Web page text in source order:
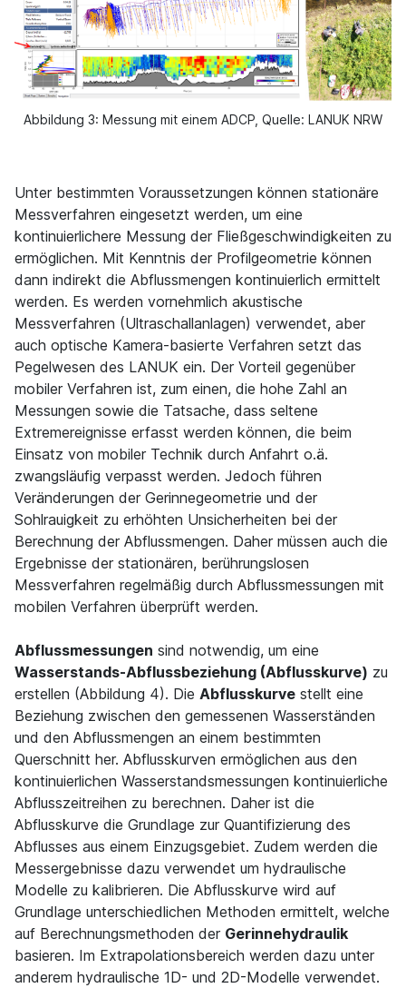
Abbildung 3: Messung mit einem ADCP, Quelle: LANUK NRW
Unter bestimmten Voraussetzungen können stationäre
Messverfahren eingesetzt werden, um eine
kontinuierlichere Messung der Fließgeschwindigkeiten zu
ermöglichen. Mit Kenntnis der Profilgeometrie können
dann indirekt die Abflussmengen kontinuierlich ermittelt
werden. Es werden vornehmlich akustische
Messverfahren (Ultraschallanlagen) verwendet, aber
auch optische Kamera-basierte Verfahren setzt das
Pegelwesen des LANUK ein. Der Vorteil gegenüber
mobiler Verfahren ist, zum einen, die hohe Zahl an
Messungen sowie die Tatsache, dass seltene
Extremereignisse erfasst werden können, die beim
Einsatz von mobiler Technik durch Anfahrt o.ä.
zwangsläufig verpasst werden. Jedoch führen
Veränderungen der Gerinnegeometrie und der
Sohlrauigkeit zu erhöhten Unsicherheiten bei der
Berechnung der Abflussmengen. Daher müssen auch die
Ergebnisse der stationären, berührungslosen
Messverfahren regelmäßig durch Abflussmessungen mit
mobilen Verfahren überprüft werden.
Abflussmessungen sind notwendig, um eine
Wasserstands-Abflussbeziehung (Abflusskurve) zu
erstellen (Abbildung 4). Die Abflusskurve stellt eine
Beziehung zwischen den gemessenen Wasserständen
und den Abflussmengen an einem bestimmten
Querschnitt her. Abflusskurven ermöglichen aus den
kontinuierlichen Wasserstandsmessungen kontinuierliche
Abflusszeitreihen zu berechnen. Daher ist die
Abflusskurve die Grundlage zur Quantifizierung des
Abflusses aus einem Einzugsgebiet. Zudem werden die
Messergebnisse dazu verwendet um hydraulische
Modelle zu kalibrieren. Die Abflusskurve wird auf
Grundlage unterschiedlichen Methoden ermittelt, welche
auf Berechnungsmethoden der Gerinnehydraulik
basieren. Im Extrapolationsbereich werden dazu unter
anderem hydraulische 1D- und 2D-Modelle verwendet.